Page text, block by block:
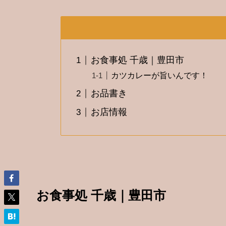
お食事処 千歳｜豊田市
カツカレーが旨いんです！
お品書き
お店情報
お食事処 千歳｜豊田市